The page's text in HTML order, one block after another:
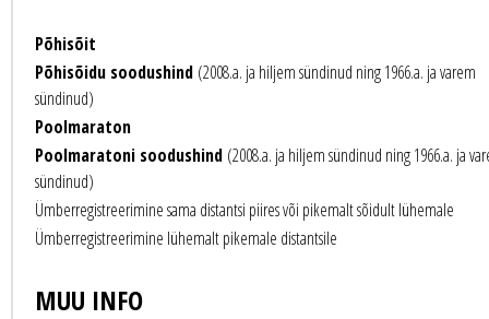
Põhisõit
Põhisõidu soodushind (2008.a. ja hiljem sündinud ning 1966.a. ja varem
sündinud)
Poolmaraton
Poolmaratoni soodushind (2008.a. ja hiljem sündinud ning 1966.a. ja
sündinud)
Ümberregistreerimine sama distantsi piires või pikemalt sõidult lühemale
Ümberregistreerimine lühemalt pikemale distantsile
MUU INFO